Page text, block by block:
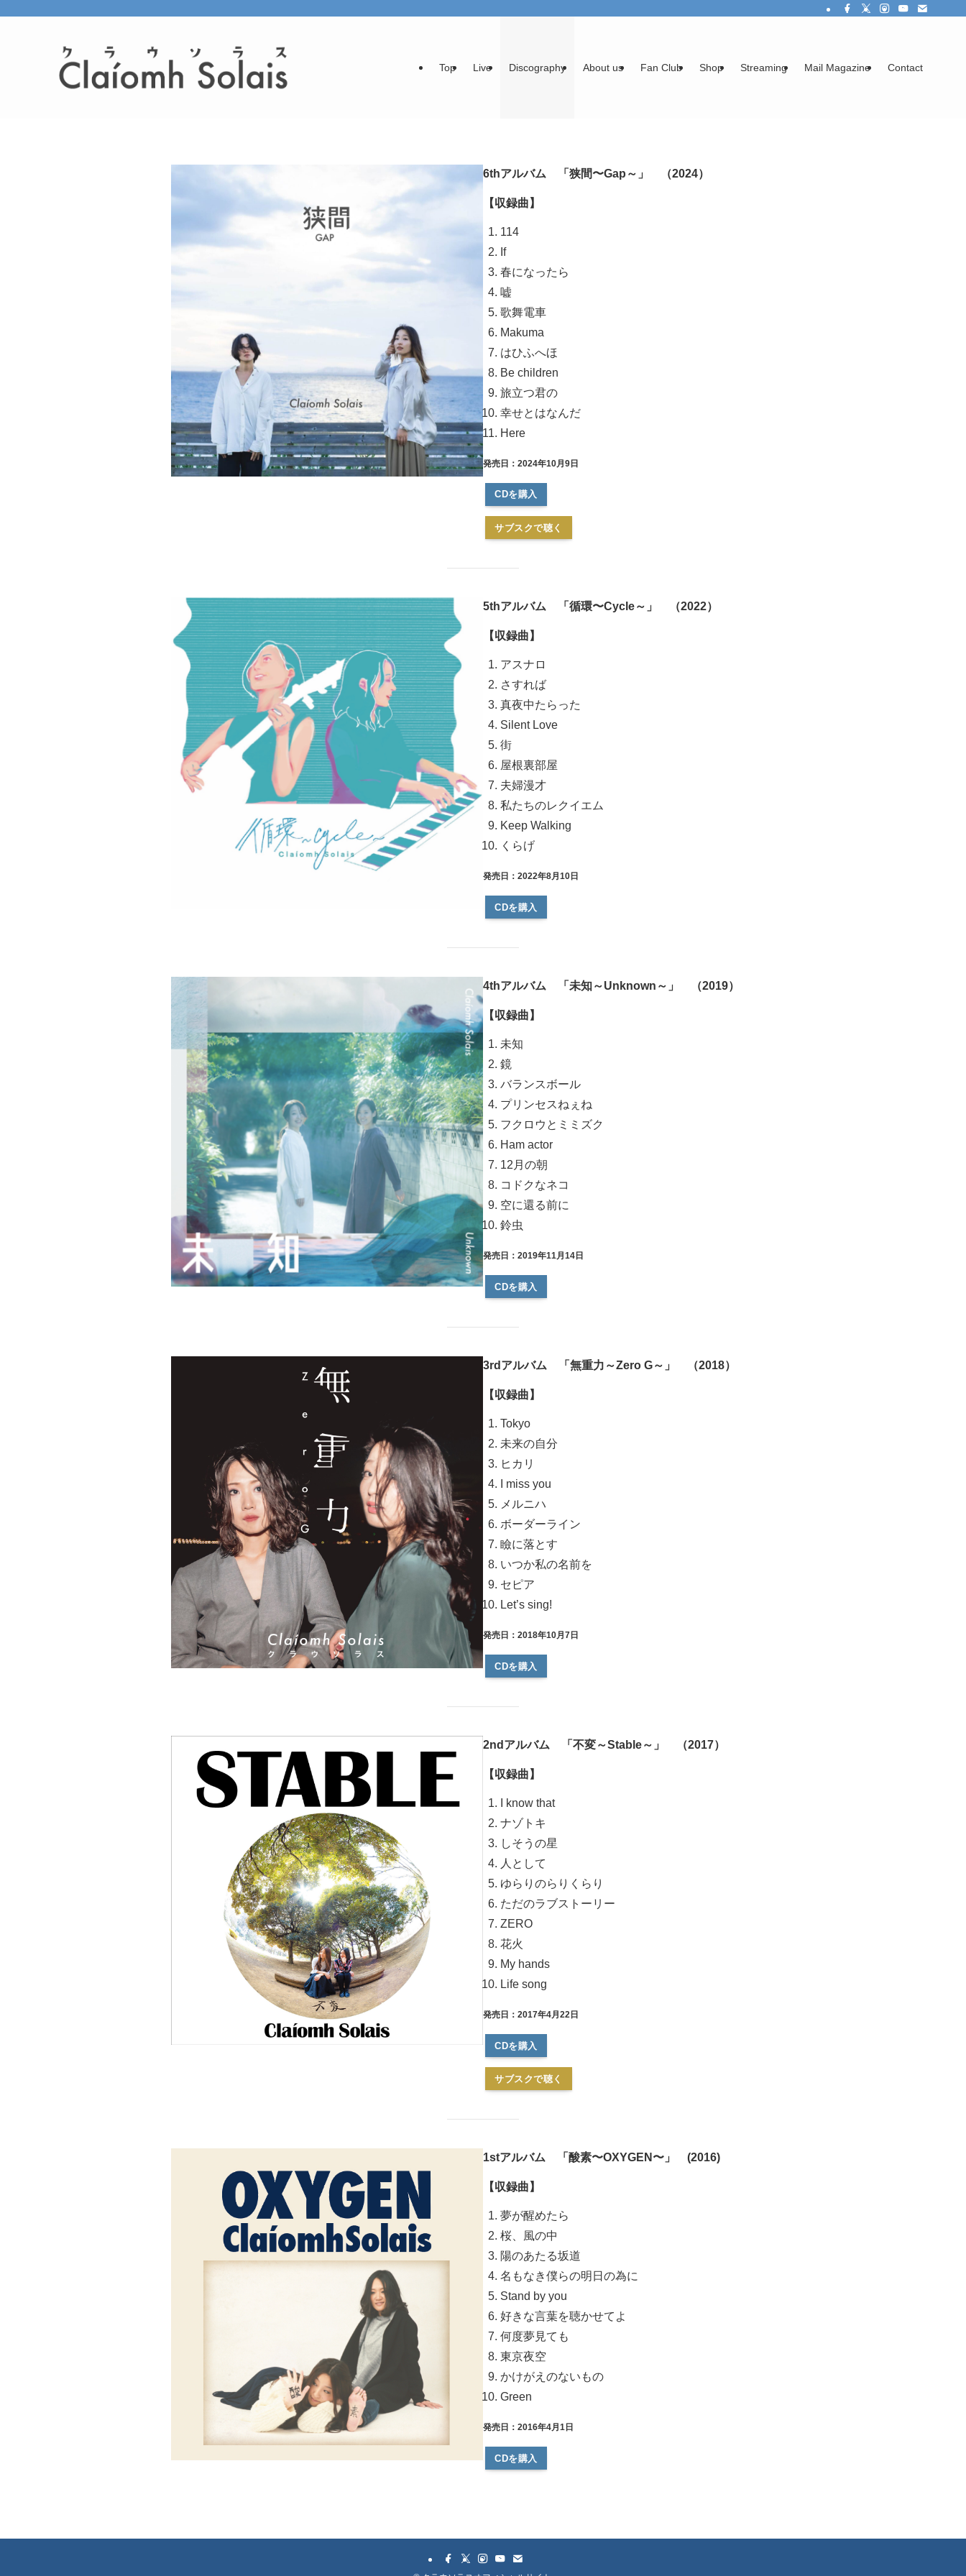
Top Live Discography About us Fan Club Shop Streaming Mail Magazine Contact
6thアルバム 「狭間〜Gap～」 （2024）
【収録曲】
114
If
春になったら
嘘
歌舞電車
Makuma
はひふへほ
Be children
旅立つ君の
幸せとはなんだ
Here
発売日：2024年10月9日
CDを購入
サブスクで聴く
5thアルバム 「循環〜Cycle～」 （2022）
【収録曲】
アスナロ
さすれば
真夜中たらった
Silent Love
街
屋根裏部屋
夫婦漫才
私たちのレクイエム
Keep Walking
くらげ
発売日：2022年8月10日
CDを購入
4thアルバム 「未知～Unknown～」 （2019）
【収録曲】
未知
鏡
バランスボール
プリンセスねぇね
フクロウとミミズク
Ham actor
12月の朝
コドクなネコ
空に還る前に
鈴虫
発売日：2019年11月14日
CDを購入
3rdアルバム 「無重力～Zero G～」 （2018）
【収録曲】
Tokyo
未来の自分
ヒカリ
I miss you
メルニハ
ボーダーライン
瞼に落とす
いつか私の名前を
セピア
Let’s sing!
発売日：2018年10月7日
CDを購入
2ndアルバム 「不変～Stable～」 （2017）
【収録曲】
I know that
ナゾトキ
しそうの星
人として
ゆらりのらりくらり
ただのラブストーリー
ZERO
花火
My hands
Life song
発売日：2017年4月22日
CDを購入
サブスクで聴く
1stアルバム 「酸素〜OXYGEN〜」 (2016)
【収録曲】
夢が醒めたら
桜、風の中
陽のあたる坂道
名もなき僕らの明日の為に
Stand by you
好きな言葉を聴かせてよ
何度夢見ても
東京夜空
かけがえのないもの
Green
発売日：2016年4月1日
CDを購入